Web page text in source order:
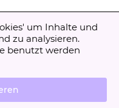
um Inhalte und
zu analysieren.
benutzt werden